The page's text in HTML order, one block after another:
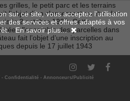
grilles, le petit parc et les terrains
l’objet d’un classement au titre des
le 2 octobre 1923. Cette
: l'ensemble des parcelles dans
fait l’objet d’une inscription au
depuis le 17 juillet 1943
- Confidentialité - Annonceurs/Publicité
sur ce site, vous acceptez l'utilisation
des services et offres adaptés à vos
En savoir plus...